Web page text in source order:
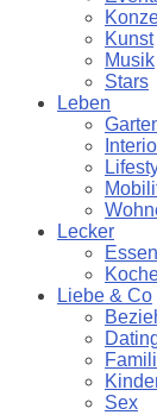
Kunst
Musik
Stars
Leben
Lecker
Liebe & Co
Sex